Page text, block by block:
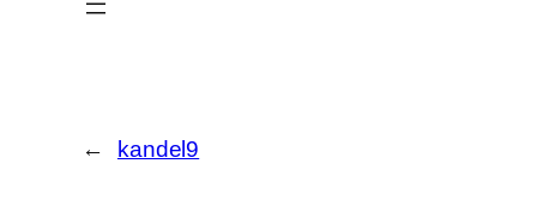
←
kandel9